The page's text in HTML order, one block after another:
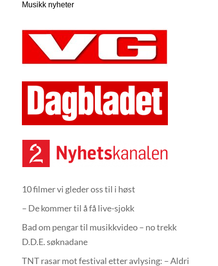
Musikk nyheter
10 filmer vi gleder oss til i høst
– De kommer til å få live-sjokk
Bad om pengar til musikkvideo – no trekk
D.D.E. søknadane
TNT rasar mot festival etter avlysing: – Aldri